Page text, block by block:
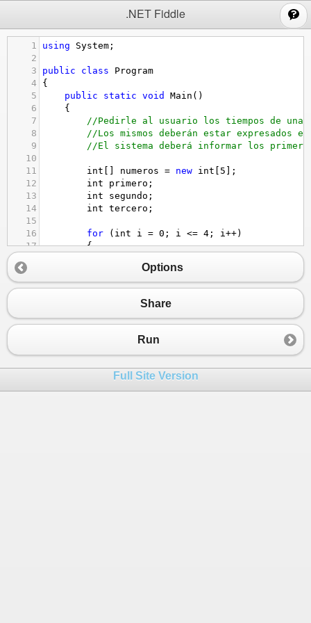
.NET Fiddle
1 using System ;
2
3
public class
Program
4
{
5
public static void Main ()
6
{
7
//Pedirle al usuario los tiempos de
8
//Los mismos deberán estar expresados
9
//El sistema deberá informar los
10
11
int numeros = new int 5 ];
12
int primero ;
13
int segundo ;
14
int tercero ;
15
16
for ( int i = 0 ; i <= 4 ; i ++)
17
{
"Ingrese un
19
numeros[i] = Convert
20
}
Sort(numeros
23
numeros
numeros
26
tercero = numeros[2];
Options
Share
Run
Full Site Version